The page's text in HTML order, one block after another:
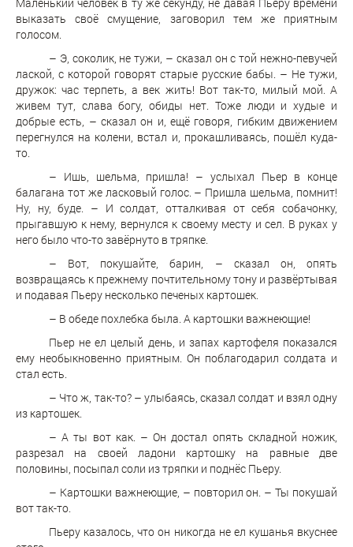
Маленький человек в ту же секунду, не давая Пьеру времени
выказать своё смущение, заговорил тем же приятным
голосом.
– Э, соколик, не тужи, – сказал он с той нежно-певучей
лаской, с которой говорят старые русские бабы. – Не тужи,
дружок: час терпеть, а век жить! Вот так-то, милый мой. А
живем тут, слава богу, обиды нет. Тоже люди и худые и
добрые есть, – сказал он и, ещё говоря, гибким движением
перегнулся на колени, встал и, прокашливаясь, пошёл куда-
то.
– Ишь, шельма, пришла! – услыхал Пьер в конце
балагана тот же ласковый голос. – Пришла шельма, помнит!
Ну, ну, буде. – И солдат, отталкивая от себя собачонку,
прыгавшую к нему, вернулся к своему месту и сел. В руках у
него было что-то завёрнуто в тряпке.
– Вот, покушайте, барин, – сказал он, опять
возвращаясь к прежнему почтительному тону и развёртывая
и подавая Пьеру несколько печеных картошек.
– В обеде похлебка была. А картошки важнеющие!
Пьер не ел целый день, и запах картофеля показался
ему необыкновенно приятным. Он поблагодарил солдата и
стал есть.
– Что ж, так-то? – улыбаясь, сказал солдат и взял одну
из картошек.
– А ты вот как. – Он достал опять складной ножик,
разрезал на своей ладони картошку на равные две
половины, посыпал соли из тряпки и поднёс Пьеру.
– Картошки важнеющие, – повторил он. – Ты покушай
вот так-то.
Пьеру казалось, что он никогда не ел кушанья вкуснее